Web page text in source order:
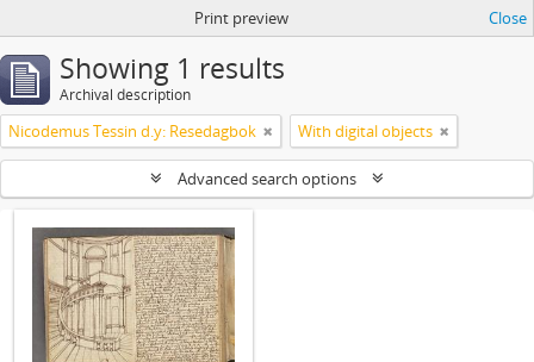
Print preview Close
Showing 1 results
Archival description
Nicodemus Tessin d.y: Resedagbok With digital objects
Advanced search options